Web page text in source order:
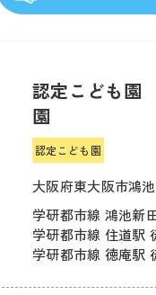
認定こども園
園
認定こども園
大阪府東大阪市鴻
学研都市線 鴻池新
学研都市線 住道駅
学研都市線 徳庵駅